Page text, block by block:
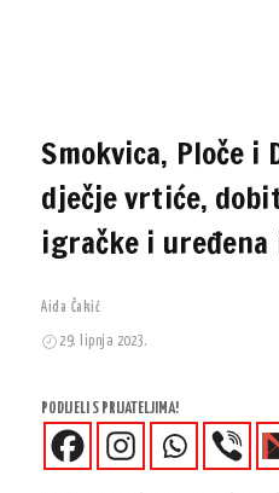
Smokvica, Ploče i
dječje vrtiće,
igračke i
Aida Čakić
29. lipnja 2023.
PODIJELI S PRIJATELJIMA!